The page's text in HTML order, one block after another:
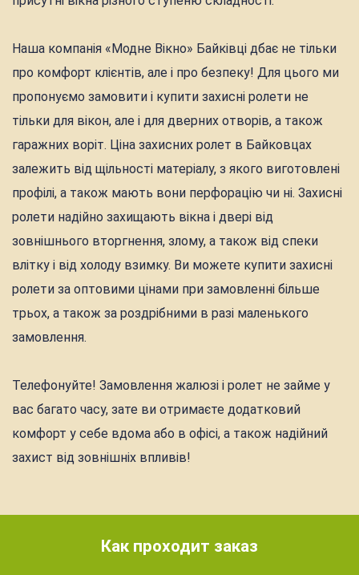
Наша компанія «Модне Вікно» Байківці дбає не тільки
про комфорт клієнтів, але і про безпеку! Для цього ми
пропонуємо замовити і купити захисні ролети не
тільки для вікон, але і для дверних отворів, а також
гаражних воріт. Ціна захисних ролет в Байковцах
залежить від щільності матеріалу, з якого виготовлені
профілі, а також мають вони перфорацію чи ні. Захисні
ролети надійно захищають вікна і двері від
зовнішнього вторгнення, злому, а також від спеки
влітку і від холоду взимку. Ви можете купити захисні
ролети за оптовими цінами при замовленні більше
трьох, а також за роздрібними в разі маленького
замовлення.
Телефонуйте! Замовлення жалюзі і ролет не займе у
вас багато часу, зате ви отримаєте додатковий
комфорт у себе вдома або в офісі, а також надійний
захист від зовнішніх впливів!
Как проходит заказ